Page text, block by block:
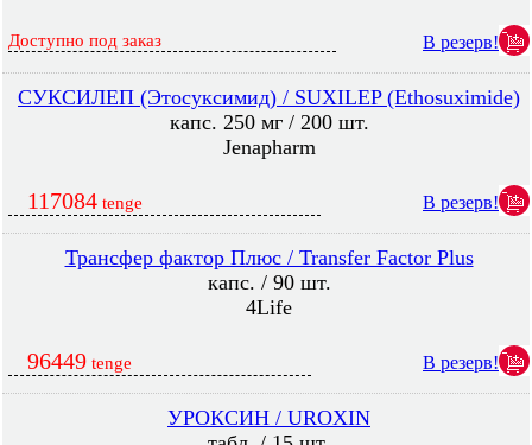
Доступно под заказ В резерв!
СУКСИЛЕП (Этосуксимид) / SUXILEP (Ethosuximide)
капс. 250 мг / 200 шт.
Jenapharm
117084 tenge В резерв!
Трансфер фактор Плюс / Transfer Factor Plus
капс. / 90 шт.
4Life
96449 tenge В резерв!
УРОКСИН / UROXIN